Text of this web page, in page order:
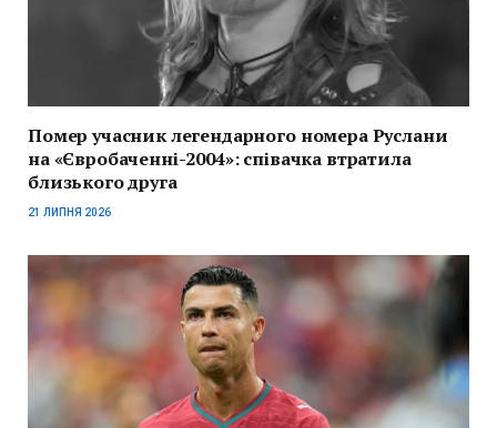
Помер учасник легендарного номера Руслани
на «Євробаченні-2004»: співачка втратила
близького друга
21 ЛИПНЯ 2026